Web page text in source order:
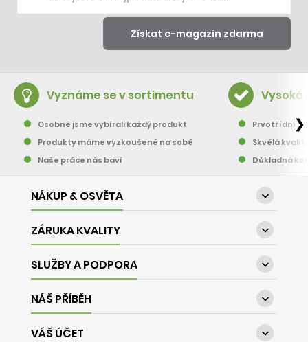
Vyznáme se v sortimentu
Osobně jsme vybírali každý produkt
Produkty máme vyzkoušené na sobě
Naše práce nás baví
Vysoká
Prvotřídní
Skvělá
Důkladná
❯
NÁKUP & OSVĚTA 
ZÁRUKA KVALITY 
SLUŽBY A PODPORA 
NÁŠ PŘÍBĚH 
VÁŠ ÚČET 